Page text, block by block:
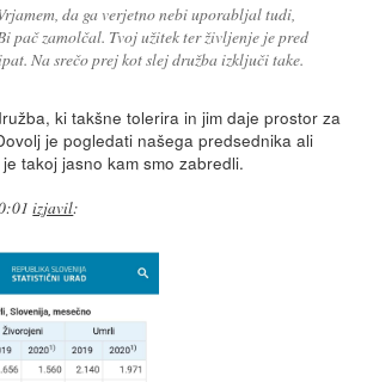
da ga verjetno nebi uporabljal tudi,
pač zamolčal. Tvoj užitek ter življenje je pred
Na srečo prej kot slej družba izključi take.
ki takšne tolerira in jim daje prostor za
je pogledati našega predsednika ali
takoj jasno kam smo zabredli.
izjavil: